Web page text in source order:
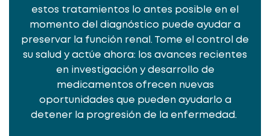
estos tratamientos lo antes posible en el
momento del diagnóstico puede ayudar a
preservar la función renal. Tome el control de
su salud y actúe ahora: los avances recientes
en investigación y desarrollo de
medicamentos ofrecen nuevas
oportunidades que pueden ayudarlo a
detener la progresión de la enfermedad.